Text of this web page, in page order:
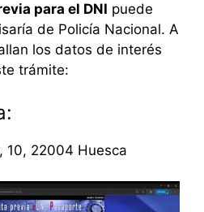
para el DNI puede
de Policía Nacional. A
los datos de interés
trámite:
10, 22004 Huesca